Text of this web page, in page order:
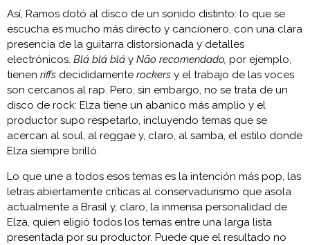
Así, Ramos dotó al disco de un sonido distinto: lo que se
escucha es mucho más directo y cancionero, con una clara
presencia de la guitarra distorsionada y detalles
electrónicos. Blá blá blá y Não recomendado, por ejemplo,
tienen riffs decididamente rockers y el trabajo de las voces
son cercanos al rap. Pero, sin embargo, no se trata de un
disco de rock: Elza tiene un abanico más amplio y el
productor supo respetarlo, incluyendo temas que se
acercan al soul, al reggae y, claro, al samba, el estilo donde
Elza siempre brilló.
Lo que une a todos esos temas es la intención más pop, las
letras abiertamente críticas al conservadurismo que asola
actualmente a Brasil y, claro, la inmensa personalidad de
Elza, quien eligió todos los temas entre una larga lista
presentada por su productor. Puede que el resultado no